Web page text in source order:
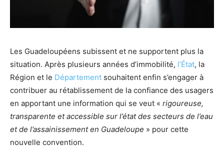
Les Guadeloupéens subissent et ne supportent plus la
situation. Après plusieurs années d’immobilité, l’État, la
Région et le Département souhaitent enfin s’engager à
contribuer au rétablissement de la confiance des usagers
en apportant une information qui se veut « rigoureuse,
transparente et accessible sur l’état des secteurs de l’eau
et de l’assainissement en Guadeloupe » pour cette
nouvelle convention.